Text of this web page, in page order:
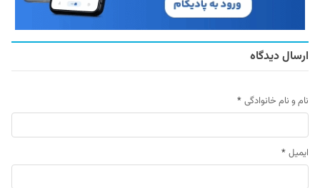
ارسال دیدگاه
نام و نام خانوادگی *
ایمیل *